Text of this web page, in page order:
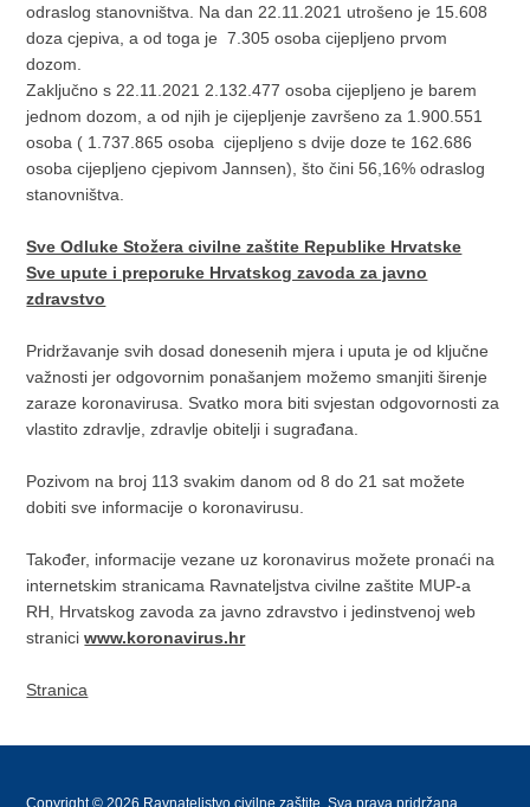
odraslog stanovništva. Na dan 22.11.2021 utrošeno je 15.608
doza cjepiva, a od toga je 7.305 osoba cijepljeno prvom
dozom.
Zaključno s 22.11.2021 2.132.477 osoba cijepljeno je barem
jednom dozom, a od njih je cijepljenje završeno za 1.900.551
osoba ( 1.737.865 osoba cijepljeno s dvije doze te 162.686
osoba cijepljeno cjepivom Jannsen), što čini 56,16% odraslog
stanovništva.
Sve Odluke Stožera civilne zaštite Republike Hrvatske
Sve upute i preporuke Hrvatskog zavoda za javno
zdravstvo
Pridržavanje svih dosad donesenih mjera i uputa je od ključne
važnosti jer odgovornim ponašanjem možemo smanjiti širenje
zaraze koronavirusa. Svatko mora biti svjestan odgovornosti za
vlastito zdravlje, zdravlje obitelji i sugrađana.
Pozivom na broj 113 svakim danom od 8 do 21 sat možete
dobiti sve informacije o koronavirusu.
Također, informacije vezane uz koronavirus možete pronaći na
internetskim stranicama Ravnateljstva civilne zaštite MUP-a
RH, Hrvatskog zavoda za javno zdravstvo i jedinstvenoj web
straniciwww.koronavirus.hr
Stranica
Copyright © 2026 Ravnateljstvo civilne zaštite. Sva prava pridržana